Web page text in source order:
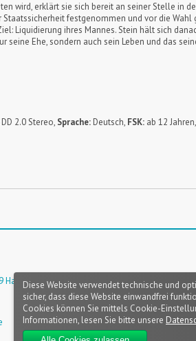
wird, erklärt sie sich bereit an seiner Stelle in
festgenommen und vor die Wahl
Liquidierung ihres Mannes. Stein hält sich
Ehe, sondern auch sein Leben und das
DD 2.0 Stereo, Sprache: Deutsch, FSK: ab 12 Jahren,
HamburgDiese Website verwendet technische und
sicher, dass diese Website einwandfrei
Cookies können Sie mittels Cookie-
Informationen, lesen Sie bitte unsere